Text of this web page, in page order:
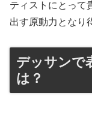
ティストにとって
出す原動力となり
デッサンで
は？